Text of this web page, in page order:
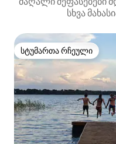
სხვა
სტუმართა რჩეული
სტუმართა რჩეული